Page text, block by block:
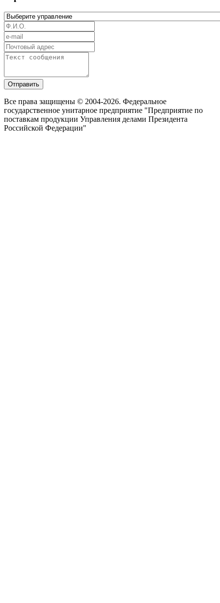
Отправить
Все права защищены © 2004-2026. Федеральное
государственное унитарное предприятие "Предприятие по
поставкам продукции Управления делами Президента
Российской Федерации"